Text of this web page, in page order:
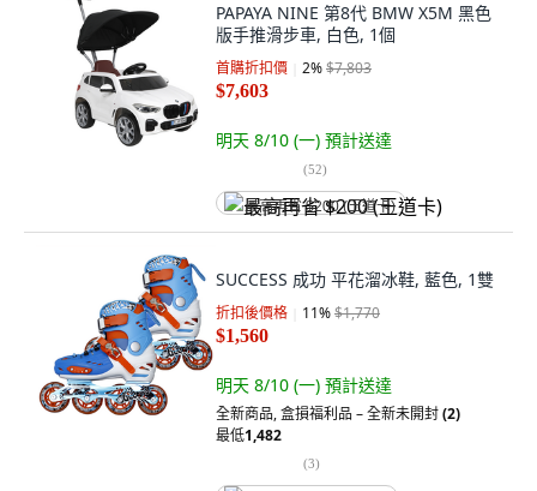
PAPAYA NINE 第8代 BMW X5M 黑色
版手推滑步車, 白色, 1個
首購折扣價 2%$7,803
$7,603
明天 8/10 (一) 預計送達
(52)
最高再省 $200 (王道卡)
SUCCESS 成功 平花溜冰鞋, 藍色, 1雙
折扣後價格 11%$1,770
$1,560
明天 8/10 (一) 預計送達
全新商品,盒損福利品 – 全新未開封(2)
最低1,482
(3)